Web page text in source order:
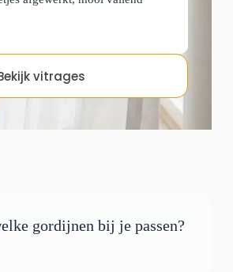
vitrages
gordijnen bij je passen?